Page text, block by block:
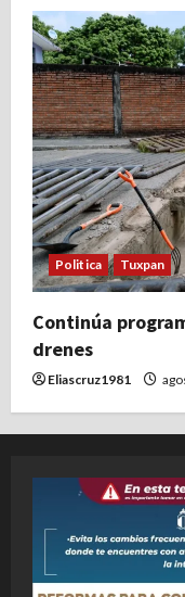
Politica Tuxpan
Continúa
drenes
Eliascruz1981